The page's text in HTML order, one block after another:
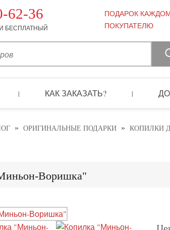
62-36
БЕСПЛАТНЫЙ
ПОДАРОК
ПОКУПАТЕЛЮ
| КАК ЗАКАЗАТЬ? |
» ОРИГИНАЛЬНЫЕ ПОДАРКИ » КОПИЛКИ
Воришка"